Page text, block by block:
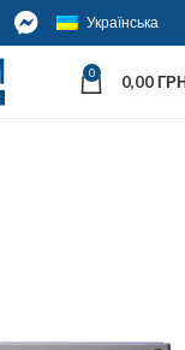
Українська
0 0,00